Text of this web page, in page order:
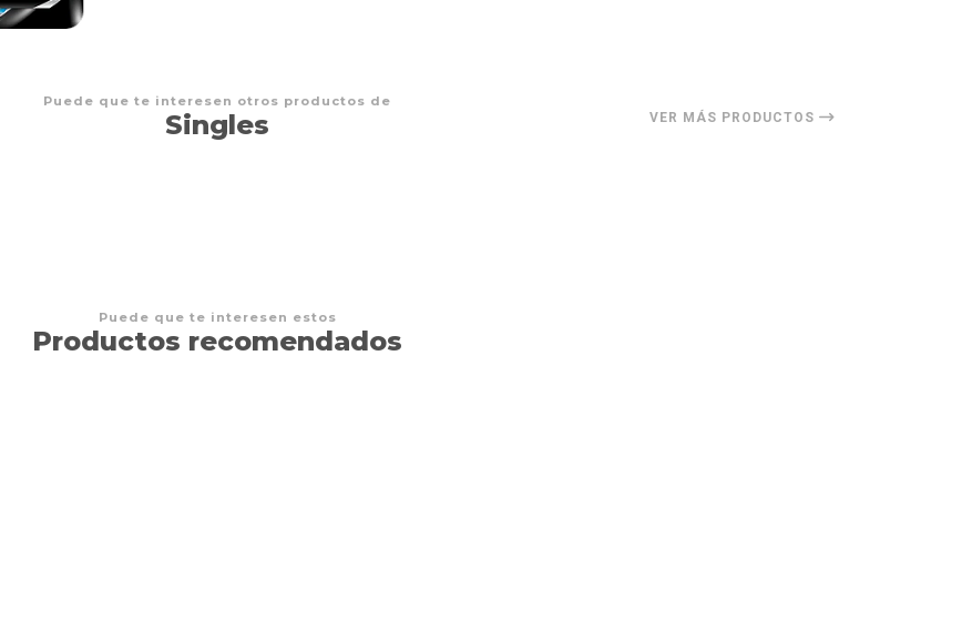
Puede que te interesen otros productos de
Singles VER MÁS PRODUCTOS
Puede que te interesen estos
Productos recomendados